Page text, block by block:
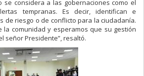
se considera a las gobernaciones como el
tempranas. Es decir, identifican e
de riesgo o de conflicto para la ciudadanía.
la comunidad y esperamos que su gestión
señor Presidente”, resaltó.